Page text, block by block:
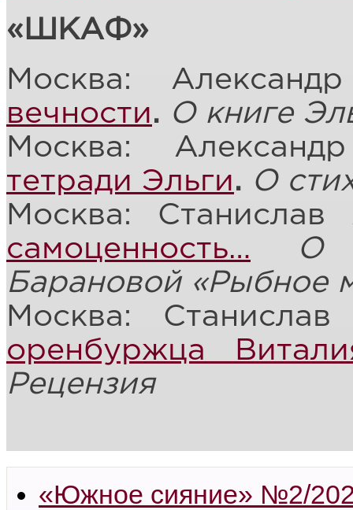
«ШКАФ»
Москва:
вечности. О книге
Москва:
тетради Эльги. О
Москва:
самоценность…
О
Барановой «Рыбное
Москва:
оренбуржца
Рецензия
«Южное сияние» №2/